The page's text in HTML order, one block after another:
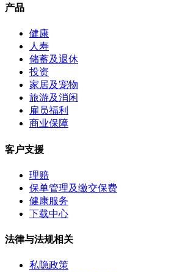
产品
健康
人寿
储蓄及退休
投资
家居及宠物
旅游及消闲
雇员福利
商业保障
客户支援
理赔
保单管理及缴交保费
健康服务
下载中心
法律与法规相关
私隐政策